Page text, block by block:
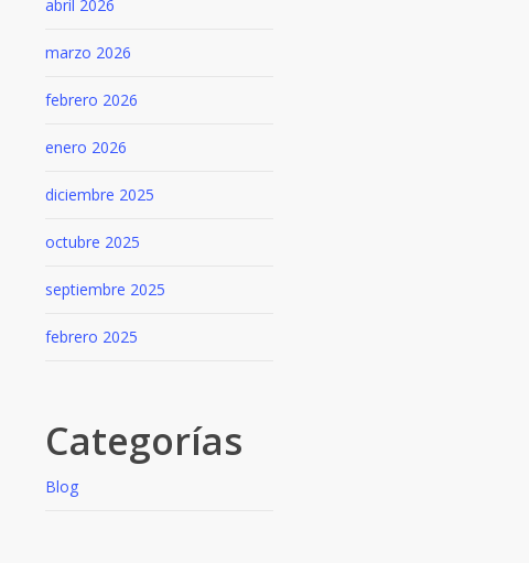
abril 2026
marzo 2026
febrero 2026
enero 2026
diciembre 2025
octubre 2025
septiembre 2025
febrero 2025
Categorías
Blog